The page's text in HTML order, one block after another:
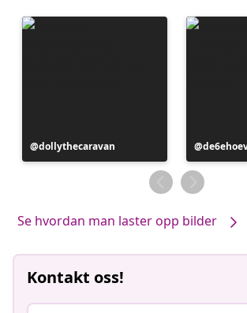
Innlegg
publisert
dollythecaravan
Innlegg
publisert
av
Se hvordan man laster opp bilder
Kontakt oss!